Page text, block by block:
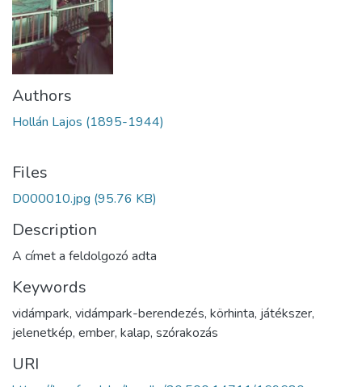
Authors
Hollán Lajos (1895-1944)
Files
D000010.jpg (95.76 KB)
Description
A címet a feldolgozó adta
Keywords
vidámpark, vidámpark-berendezés, körhinta, játékszer,
jelenetkép, ember, kalap, szórakozás
URI